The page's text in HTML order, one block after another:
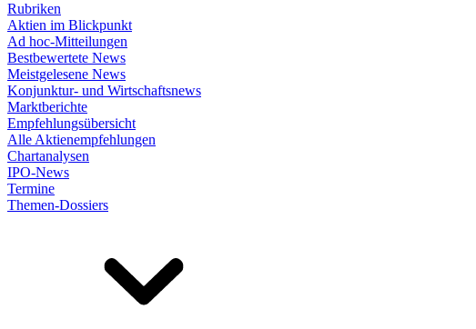
Rubriken
Aktien im Blickpunkt
Ad hoc-Mitteilungen
Bestbewertete News
Meistgelesene News
Konjunktur- und Wirtschaftsnews
Marktberichte
Empfehlungsübersicht
Alle Aktienempfehlungen
Chartanalysen
IPO-News
Termine
Themen-Dossiers